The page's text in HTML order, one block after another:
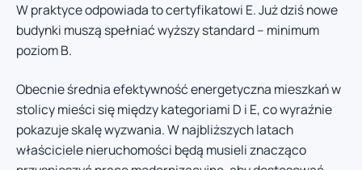
W praktyce odpowiada to certyfikatowi E. Już dziś nowe
budynki muszą spełniać wyższy standard – minimum
poziom B.
Obecnie średnia efektywność energetyczna mieszkań w
stolicy mieści się między kategoriami D i E, co wyraźnie
pokazuje skalę wyzwania. W najbliższych latach
właściciele nieruchomości będą musieli znacząco